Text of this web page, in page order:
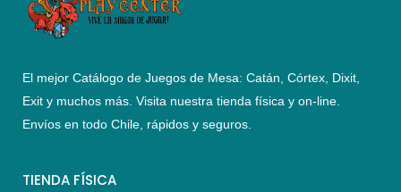
El mejor Catálogo de Juegos de Mesa: Catán, Córtex, Dixit,
Exit y muchos más. Visita nuestra tienda física y on-line.
Envíos en todo Chile, rápidos y seguros
TIENDA FÍSICA